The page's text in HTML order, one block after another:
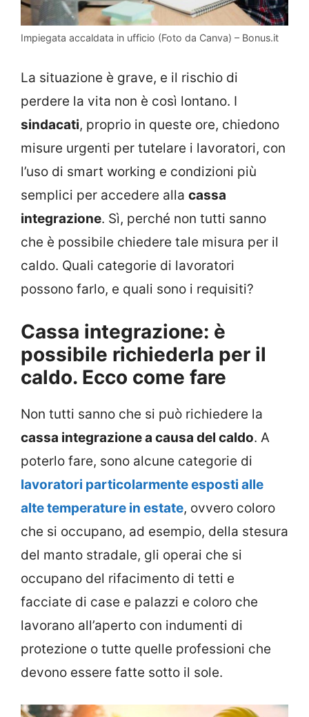
Impiegata accaldata in ufficio (Foto da Canva) – Bonus.it
La situazione è grave, e il rischio di
perdere la vita non è così lontano. I
sindacati, proprio in queste ore, chiedono
misure urgenti per tutelare i lavoratori, con
l’uso di smart working e condizioni più
semplici per accedere alla cassa
integrazione. Sì, perché non tutti sanno
che è possibile chiedere tale misura per il
caldo. Quali categorie di lavoratori
possono farlo, e quali sono i requisiti?
Cassa integrazione: è
possibile richiederla per il
caldo. Ecco come fare
Non tutti sanno che si può richiedere la
cassa integrazione a causa del caldo. A
poterlo fare, sono alcune categorie di
lavoratori particolarmente esposti alle
alte temperature in estate, ovvero coloro
che si occupano, ad esempio, della stesura
del manto stradale, gli operai che si
occupano del rifacimento di tetti e
facciate di case e palazzi e coloro che
lavorano all’aperto con indumenti di
protezione o tutte quelle professioni che
devono essere fatte sotto il sole.